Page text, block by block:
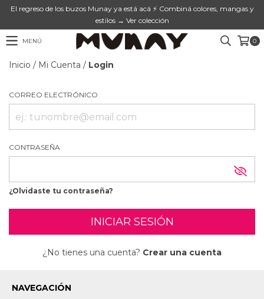
El regreso de los buzos Munay ya está acá ⚡ Combiná colores, mangas y
estilos → Ver colección
MENÚ 0
Inicio / Mi Cuenta / Login
CORREO ELECTRÓNICO
CONTRASEÑA
¿Olvidaste tu contraseña?
¿No tienes una cuenta? Crear una cuenta
NAVEGACIÓN